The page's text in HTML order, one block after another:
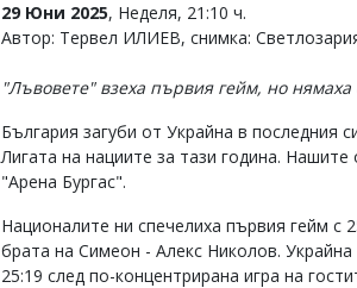
29 Юни 2025, Неделя, 21:10 ч.
Автор: Тервел ИЛИЕВ, снимка:
"Лъвовете" взеха първия гейм, но нямаха
България загуби от Украйна в последния
Лигата на нациите за тази година. Нашите
"Арена Бургас".
Националите ни спечелиха първия гейм с
брата на Симеон - Алекс Николов.
25:19 след по-концентрирана игра на